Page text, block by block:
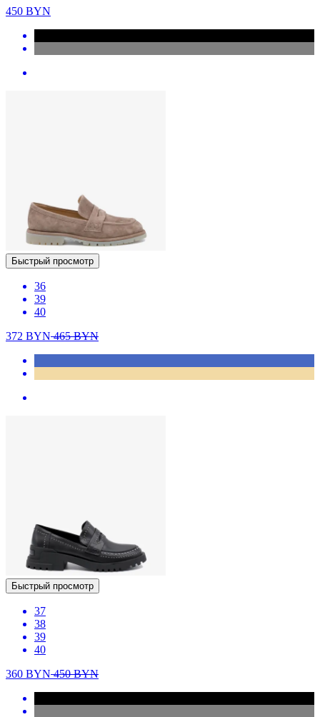
450 BYN
Быстрый просмотр
36
39
40
372 BYN465BYN
Быстрый просмотр
37
38
39
40
360 BYN450BYN